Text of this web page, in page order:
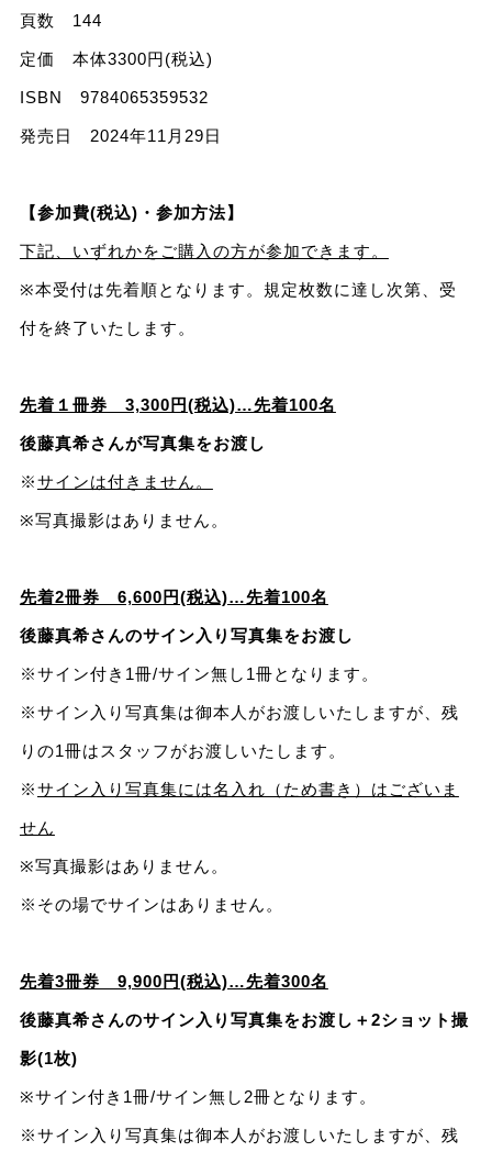
頁数 144
定価 本体3300円(税込)
ISBN 9784065359532
発売日 2024年11月29日
【参加費(税込)・参加方法】
下記、いずれかをご購入の方が参加できます。
※本受付は先着順となります。規定枚数に達し次第、受
付を終了いたします。
先着１冊券 3,300円(税込)…先着100名
後藤真希さんが写真集をお渡し
※サインは付きません。
※写真撮影はありません。
先着2冊券 6,600円(税込)…先着100名
後藤真希さんのサイン入り写真集をお渡し
※サイン付き1冊/サイン無し1冊となります。
※サイン入り写真集は御本人がお渡しいたしますが、残
りの1冊はスタッフがお渡しいたします。
※サイン入り写真集には名入れ（ため書き）はございま
せん
※写真撮影はありません。
※その場でサインはありません。
先着3冊券 9,900円(税込)…先着300名
後藤真希さんのサイン入り写真集をお渡し＋2ショット撮
影(1枚)
※サイン付き1冊/サイン無し2冊となります。
※サイン入り写真集は御本人がお渡しいたしますが、残